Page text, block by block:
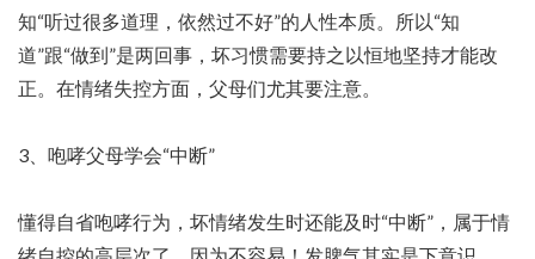
知“听过很多道理，依然过不好”的人性本质。所以“知
道”跟“做到”是两回事，坏习惯需要持之以恒地坚持才能改
正。在情绪失控方面，父母们尤其要注意。
3、咆哮父母学会“中断”
懂得自省咆哮行为，坏情绪发生时还能及时“中断”，属于情